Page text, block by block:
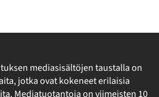
mediasisältöjen taustalla on
jotka ovat kokeneet erilaisia
Mediatuotantoja on viimeisten 10